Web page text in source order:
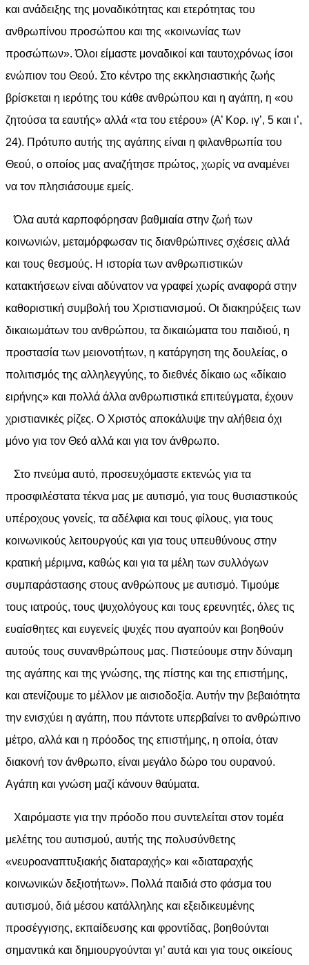
και ανάδειξης της μοναδικότητας και ετερότητας του
ανθρωπίνου προσώπου και της «κοινωνίας των
προσώπων». Όλοι είμαστε μοναδικοί και ταυτοχρόνως ίσοι
ενώπιον του Θεού. Στο κέντρο της εκκλησιαστικής ζωής
βρίσκεται η ιερότης του κάθε ανθρώπου και η αγάπη, η «ου
ζητούσα τα εαυτής» αλλά «τα του ετέρου» (Α’ Κορ. ιγ’, 5 και ι’,
24). Πρότυπο αυτής της αγάπης είναι η φιλανθρωπία του
Θεού, ο οποίος μας αναζήτησε πρώτος, χωρίς να αναμένει
να τον πλησιάσουμε εμείς.
Όλα αυτά καρποφόρησαν βαθμιαία στην ζωή των
κοινωνιών, μεταμόρφωσαν τις διανθρώπινες σχέσεις αλλά
και τους θεσμούς. Η ιστορία των ανθρωπιστικών
κατακτήσεων είναι αδύνατον να γραφεί χωρίς αναφορά στην
καθοριστική συμβολή του Χριστιανισμού. Οι διακηρύξεις των
δικαιωμάτων του ανθρώπου, τα δικαιώματα του παιδιού, η
προστασία των μειονοτήτων, η κατάργηση της δουλείας, ο
πολιτισμός της αλληλεγγύης, το διεθνές δίκαιο ως «δίκαιο
ειρήνης» και πολλά άλλα ανθρωπιστικά επιτεύγματα, έχουν
χριστιανικές ρίζες. Ο Χριστός αποκάλυψε την αλήθεια όχι
μόνο για τον Θεό αλλά και για τον άνθρωπο.
Στο πνεύμα αυτό, προσευχόμαστε εκτενώς για τα
προσφιλέστατα τέκνα μας με αυτισμό, για τους θυσιαστικούς
υπέροχους γονείς, τα αδέλφια και τους φίλους, για τους
κοινωνικούς λειτουργούς και για τους υπευθύνους στην
κρατική μέριμνα, καθώς και για τα μέλη των συλλόγων
συμπαράστασης στους ανθρώπους με αυτισμό. Τιμούμε
τους ιατρούς, τους ψυχολόγους και τους ερευνητές, όλες τις
ευαίσθητες και ευγενείς ψυχές που αγαπούν και βοηθούν
αυτούς τους συνανθρώπους μας. Πιστεύουμε στην δύναμη
της αγάπης και της γνώσης, της πίστης και της επιστήμης,
και ατενίζουμε το μέλλον με αισιοδοξία. Αυτήν την βεβαιότητα
την ενισχύει η αγάπη, που πάντοτε υπερβαίνει το ανθρώπινο
μέτρο, αλλά και η πρόοδος της επιστήμης, η οποία, όταν
διακονή τον άνθρωπο, είναι μεγάλο δώρο του ουρανού.
Αγάπη και γνώση μαζί κάνουν θαύματα.
Χαιρόμαστε για την πρόοδο που συντελείται στον τομέα
μελέτης του αυτισμού, αυτής της πολυσύνθετης
«νευροαναπτυξιακής διαταραχής» και «διαταραχής
κοινωνικών δεξιοτήτων». Πολλά παιδιά στο φάσμα του
αυτισμού, διά μέσου κατάλληλης και εξειδικευμένης
προσέγγισης, εκπαίδευσης και φροντίδας, βοηθούνται
σημαντικά και δημιουργούνται γι’ αυτά και για τους οικείους